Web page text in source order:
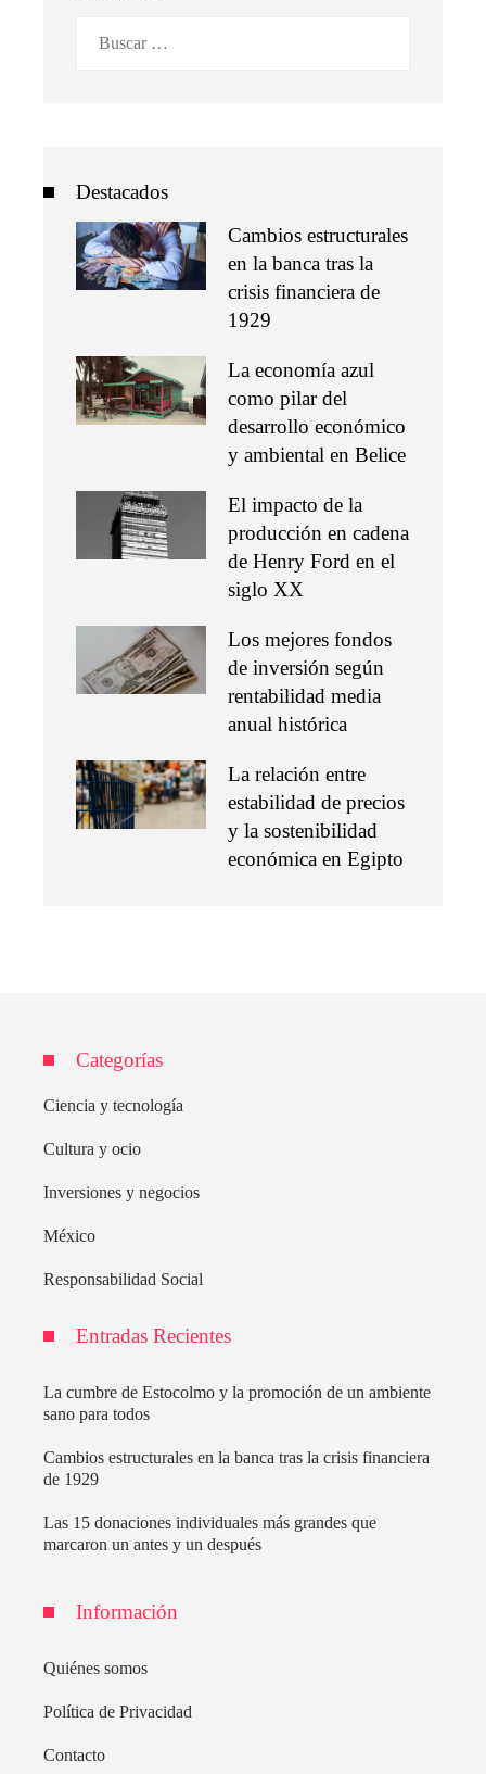
Destacados
Cambios estructurales
en la banca tras la
crisis financiera de
1929
La economía azul
como pilar del
desarrollo económico
y ambiental en Belice
El impacto de la
producción en cadena
de Henry Ford en el
siglo XX
Los mejores fondos
de inversión según
rentabilidad media
anual histórica
La relación entre
estabilidad de precios
y la sostenibilidad
económica en Egipto
Categorías
Ciencia y tecnología
Cultura y ocio
Inversiones y negocios
México
Responsabilidad Social
Entradas Recientes
La cumbre de Estocolmo y la promoción de un ambiente
sano para todos
Cambios estructurales en la banca tras la crisis financiera
de 1929
Las 15 donaciones individuales más grandes que
marcaron un antes y un después
Información
Quiénes somos
Política de Privacidad
Contacto